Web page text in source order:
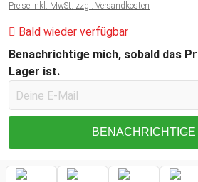
Preise inkl. MwSt. zzgl. Versandkosten
Bald wieder verfügbar
Benachrichtige mich, sobald das
Lager ist.
BENACHRICHTIGE